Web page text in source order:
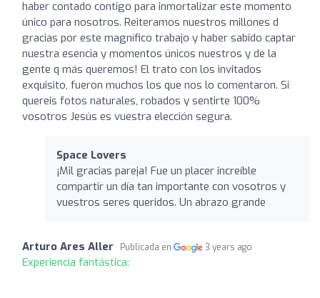
haber contado contigo para inmortalizar este momento
único para nosotros. Reiteramos nuestros millones d
gracias por este magnífico trabajo y haber sabido captar
nuestra esencia y momentos únicos nuestros y de la
gente q más queremos! El trato con los invitados
exquisito, fueron muchos los que nos lo comentaron. Si
quereis fotos naturales, robados y sentirte 100%
vosotros Jesús es vuestra elección segura.
Space Lovers
¡Mil gracias pareja! Fue un placer increíble
compartir un día tan importante con vosotros y
vuestros seres queridos. Un abrazo grande
Arturo Ares Aller Publicada en 3 years ago
Experiencia fantástica: